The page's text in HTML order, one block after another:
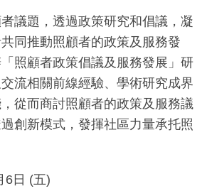
議題，透過政策研究和倡議，凝
同推動照顧者的政策及服務發
照顧者政策倡議及服務發展」研
流相關前線經驗、學術研究成界
從而商討照顧者的政策及服務議
創新模式，發揮社區力量承托照
6日 (五)